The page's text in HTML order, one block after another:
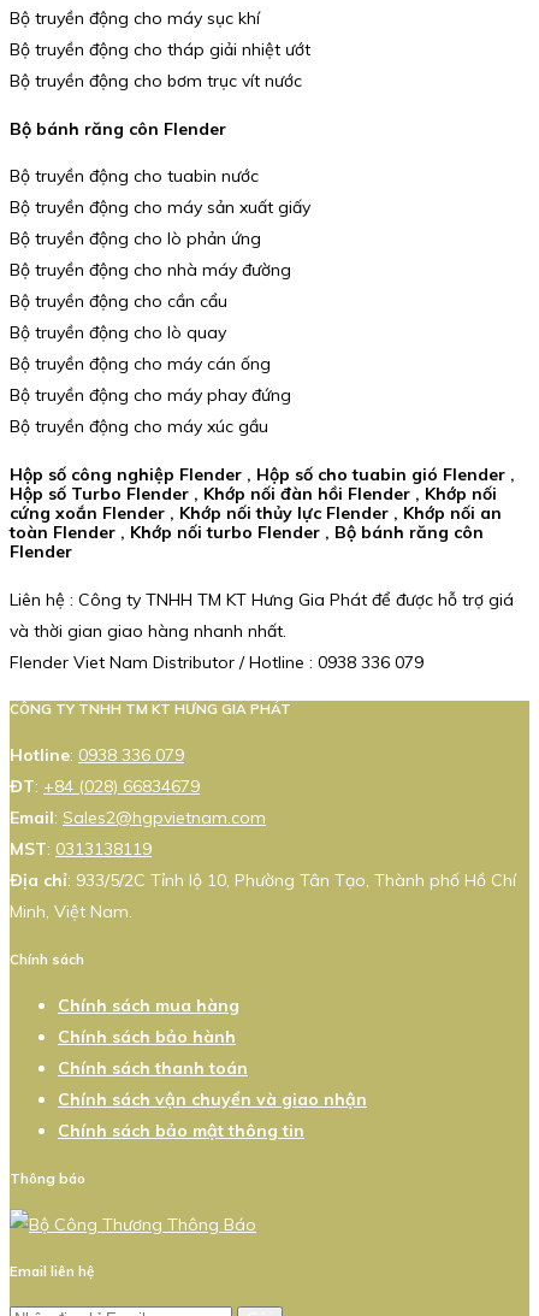
Bộ truyền động cho máy sục khí
Bộ truyền động cho tháp giải nhiệt ướt
Bộ truyền động cho bơm trục vít nước
Bộ bánh răng côn Flender
Bộ truyền động cho tuabin nước
Bộ truyền động cho máy sản xuất giấy
Bộ truyền động cho lò phản ứng
Bộ truyền động cho nhà máy đường
Bộ truyền động cho cần cẩu
Bộ truyền động cho lò quay
Bộ truyền động cho máy cán ống
Bộ truyền động cho máy phay đứng
Bộ truyền động cho máy xúc gầu
Hộp số công nghiệp Flender , Hộp số cho tuabin gió Flender ,
Hộp số Turbo Flender , Khớp nối đàn hồi Flender , Khớp nối
cứng xoắn Flender , Khớp nối thủy lực Flender , Khớp nối an
toàn Flender , Khớp nối turbo Flender , Bộ bánh răng côn
Flender
Liên hệ : Công ty TNHH TM KT Hưng Gia Phát để được hỗ trợ giá
và thời gian giao hàng nhanh nhất.
Flender Viet Nam Distributor / Hotline : 0938 336 079
CÔNG TY TNHH TM KT HƯNG GIA PHÁT
Hotline: 0938 336 079
ĐT: +84 (028) 66834679
Email: Sales2@hgpvietnam.com
MST: 0313138119
Địa chỉ: 933/5/2C Tỉnh lộ 10, Phường Tân Tạo, Thành phố Hồ Chí
Minh, Việt Nam.
Chính sách
Chính sách mua hàng
Chính sách bảo hành
Chính sách thanh toán
Chính sách vận chuyển và giao nhận
Chính sách bảo mật thông tin
Thông báo
Email liên hệ